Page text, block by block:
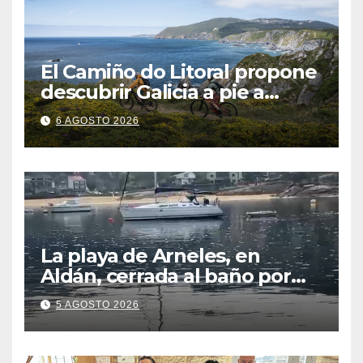
El Camiño do Litoral propone
descubrir Galicia a pie a
través de más de 1.300
kilómetros
6 AGOSTO 2026
La playa de Arneles, en
Aldán, cerrada al baño por
contaminación del agua tras
detectarse restos fecales
5 AGOSTO 2026